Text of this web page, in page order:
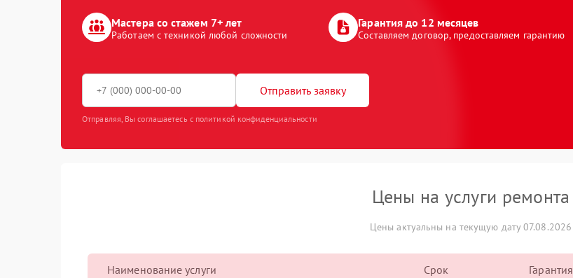
Мастера со стажем 7+ лет
Работаем с техникой любой сложности
Гарантия до 12 месяцев
Составляем договор, предоставляем гарантию
Отправить заявку
Отправляя, Вы соглашаетесь с политикой конфиденциальности
Цены на услуги ремонта
Цены актуальны на текущую дату 07.08.2026
Наименование услуги Срок Гарантия